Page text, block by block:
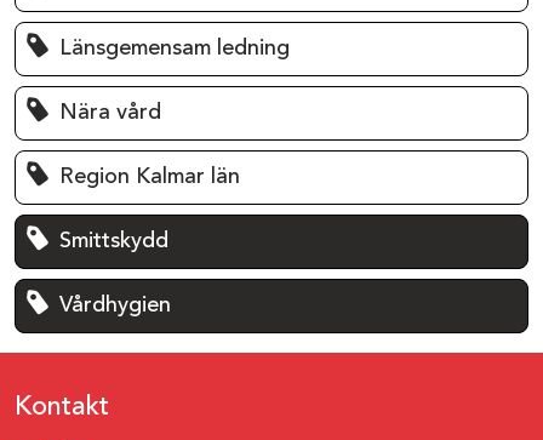
Länsgemensam ledning
Nära vård
Region Kalmar län
Smittskydd
Vårdhygien
Kontakt